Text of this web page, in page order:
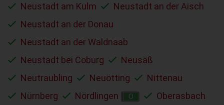
Neustadt am Kulm
Neustadt an der Aisch
Neustadt an der Donau
Neustadt an der Waldnaab
Neustadt bei Coburg
Neusäß
Neutraubling
Neuötting
Nittenau
Nürnberg
Nördlingen O
Oberasbach